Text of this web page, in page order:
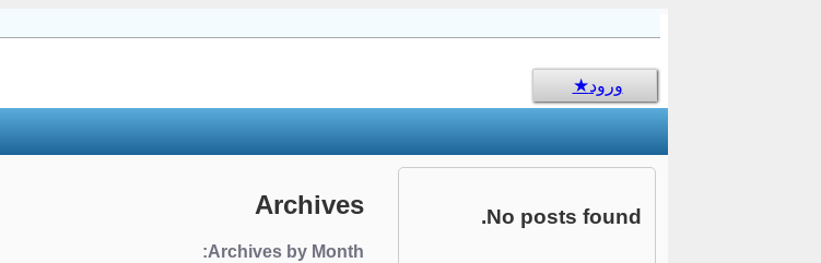
ورود
Archives
Archives by Month:
No posts found.